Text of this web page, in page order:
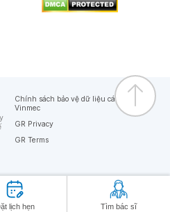
lịch hẹn Tìm bác sĩ
Chính sách bảo vệ dữ liệu cá nhân của
Vinmec
GR Privacy
GR Terms